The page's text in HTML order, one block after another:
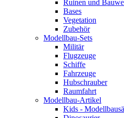
Ruinen und
Bases
Vegetation
Zubehör
Modellbau-Sets
Militär
Flugzeuge
Schiffe
Fahrzeuge
Hubschrauber
Raumfahrt
Modellbau-Artikel
Kids -